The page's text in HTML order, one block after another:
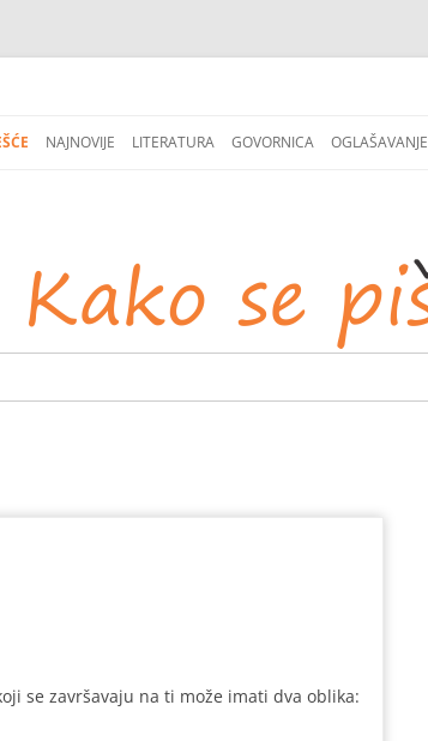
НА
NAJNOVIJE LITERATURA GOVORNICA OGLAŠAVANJE
se završavaju na ti može imati dva oblika: